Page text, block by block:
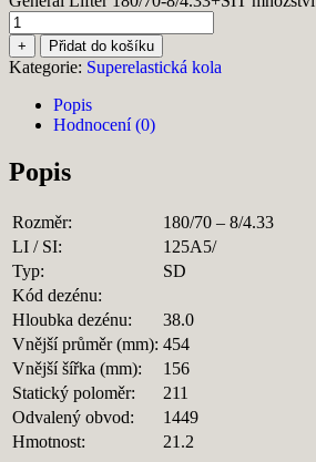
+ Přidat do košíku
Kategorie: Superelastická kola
Popis
Hodnocení (0)
Popis
Rozměr:
180/70 – 8/4.33
LI / SI:
125A5/
Typ:
SD
Kód dezénu:
Hloubka dezénu:
38.0
Vnější průměr (mm): 454
Vnější šířka (mm):
156
Statický poloměr:
211
Odvalený obvod:
1449
Hmotnost:
21.2